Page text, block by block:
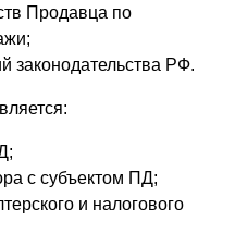
Продавца по
законодательства РФ.
с субъектом ПД;
и налогового